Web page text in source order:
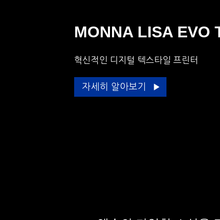
MONNA LISA EVO
혁신적인 디지털 텍스타일 프린터
자세히 알아보기